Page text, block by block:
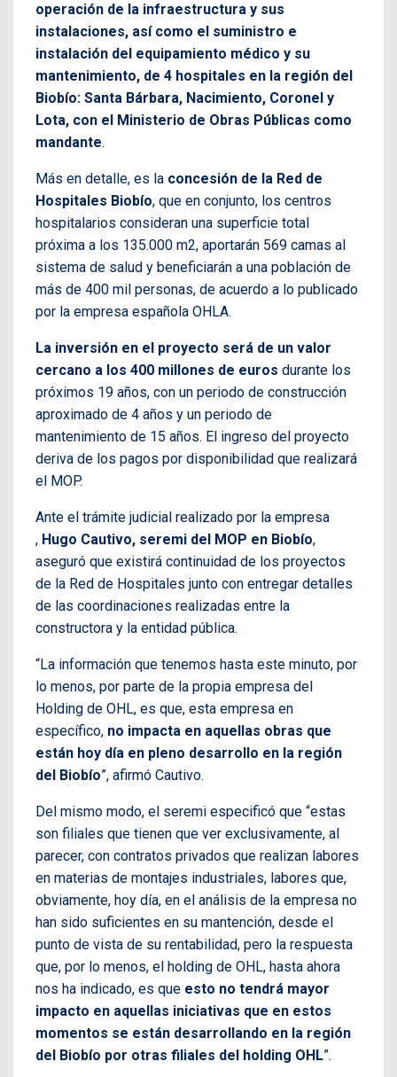
operación de la infraestructura y sus
instalaciones, así como el suministro e
instalación del equipamiento médico y su
mantenimiento, de 4 hospitales en la región del
Biobío: Santa Bárbara, Nacimiento, Coronel y
Lota, con el Ministerio de Obras Públicas como
mandante.
Más en detalle, es la concesión de la Red de
Hospitales Biobío, que en conjunto, los centros
hospitalarios consideran una superficie total
próxima a los 135.000 m2, aportarán 569 camas al
sistema de salud y beneficiarán a una población de
más de 400 mil personas, de acuerdo a lo publicado
por la empresa española OHLA.
La inversión en el proyecto será de un valor
cercano a los 400 millones de euros durante los
próximos 19 años, con un periodo de construcción
aproximado de 4 años y un periodo de
mantenimiento de 15 años. El ingreso del proyecto
deriva de los pagos por disponibilidad que realizará
el MOP.
Ante el trámite judicial realizado por la empresa
, Hugo Cautivo, seremi del MOP en Biobío,
aseguró que existirá continuidad de los proyectos
de la Red de Hospitales junto con entregar detalles
de las coordinaciones realizadas entre la
constructora y la entidad pública.
“La información que tenemos hasta este minuto, por
lo menos, por parte de la propia empresa del
Holding de OHL, es que, esta empresa en
específico, no impacta en aquellas obras que
están hoy día en pleno desarrollo en la región
del Biobío”, afirmó Cautivo.
Del mismo modo, el seremi especificó que “estas
son filiales que tienen que ver exclusivamente, al
parecer, con contratos privados que realizan labores
en materias de montajes industriales, labores que,
obviamente, hoy día, en el análisis de la empresa no
han sido suficientes en su mantención, desde el
punto de vista de su rentabilidad, pero la respuesta
que, por lo menos, el holding de OHL, hasta ahora
nos ha indicado, es que esto no tendrá mayor
impacto en aquellas iniciativas que en estos
momentos se están desarrollando en la región
del Biobío por otras filiales del holding OHL”.